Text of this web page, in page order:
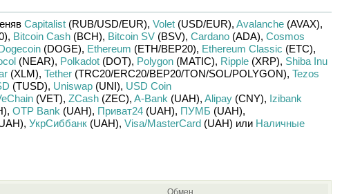
Capitalist(RUB/USD/EUR), Volet(USD/EUR), Avalanche(AVAX),
, Bitcoin Cash(BCH), Bitcoin SV(BSV), Cardano(ADA), Cosmos
(DOGE), Ethereum (ETH/BEP20), Ethereum Classic (ETC),
(NEAR), Polkadot(DOT), Polygon(MATIC), Ripple(XRP), Shiba Inu
(XLM), Tether(TRC20/ERC20/BEP20/TON/SOL/POLYGON), Tezos
(TUSD), Uniswap(UNI), USD Coin
(VET), ZCash(ZEC), A-Bank (UAH), Alipay(CNY), Izibank
, OTP Bank (UAH), Приват24(UAH), ПУМБ (UAH),
, УкрСиббанк(UAH), Visa/MasterCard(UAH) или Наличные
Обмен